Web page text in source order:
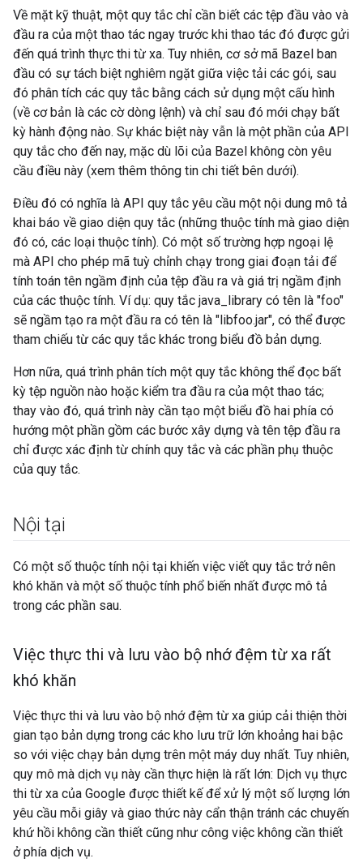
Về mặt kỹ thuật, một quy tắc chỉ cần biết các tệp đầu vào và
đầu ra của một thao tác ngay trước khi thao tác đó được gửi
đến quá trình thực thi từ xa. Tuy nhiên, cơ sở mã Bazel ban
đầu có sự tách biệt nghiêm ngặt giữa việc tải các gói, sau
đó phân tích các quy tắc bằng cách sử dụng một cấu hình
(về cơ bản là các cờ dòng lệnh) và chỉ sau đó mới chạy bất
kỳ hành động nào. Sự khác biệt này vẫn là một phần của API
quy tắc cho đến nay, mặc dù lõi của Bazel không còn yêu
cầu điều này (xem thêm thông tin chi tiết bên dưới).
Điều đó có nghĩa là API quy tắc yêu cầu một nội dung mô tả
khai báo về giao diện quy tắc (những thuộc tính mà giao diện
đó có, các loại thuộc tính). Có một số trường hợp ngoại lệ
mà API cho phép mã tuỳ chỉnh chạy trong giai đoạn tải để
tính toán tên ngầm định của tệp đầu ra và giá trị ngầm định
của các thuộc tính. Ví dụ: quy tắc java_library có tên là "foo"
sẽ ngầm tạo ra một đầu ra có tên là "libfoo.jar", có thể được
tham chiếu từ các quy tắc khác trong biểu đồ bản dựng.
Hơn nữa, quá trình phân tích một quy tắc không thể đọc bất
kỳ tệp nguồn nào hoặc kiểm tra đầu ra của một thao tác;
thay vào đó, quá trình này cần tạo một biểu đồ hai phía có
hướng một phần gồm các bước xây dựng và tên tệp đầu ra
chỉ được xác định từ chính quy tắc và các phần phụ thuộc
của quy tắc.
Nội tại
Có một số thuộc tính nội tại khiến việc viết quy tắc trở nên
khó khăn và một số thuộc tính phổ biến nhất được mô tả
trong các phần sau.
Việc thực thi và lưu vào bộ nhớ đệm từ xa rất
khó khăn
Việc thực thi và lưu vào bộ nhớ đệm từ xa giúp cải thiện thời
gian tạo bản dựng trong các kho lưu trữ lớn khoảng hai bậc
so với việc chạy bản dựng trên một máy duy nhất. Tuy nhiên,
quy mô mà dịch vụ này cần thực hiện là rất lớn: Dịch vụ thực
thi từ xa của Google được thiết kế để xử lý một số lượng lớn
yêu cầu mỗi giây và giao thức này cẩn thận tránh các chuyến
khứ hồi không cần thiết cũng như công việc không cần thiết
ở phía dịch vụ.